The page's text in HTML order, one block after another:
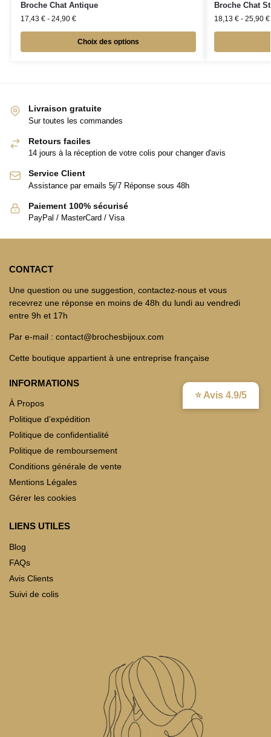
⭐ Avis 4.9/5
Broche Chat Antique
17,43 €- 24,90 €
Choix des options
Broche Chat
18,13 €- 25,90 €
Livraison gratuite
Sur toutes les commandes
Retours faciles
14 jours à la réception de votre colis pour changer d'avis
Service Client
Assistance par emails 5j/7 Réponse sous 48h
Paiement 100% sécurisé
PayPal / MasterCard / Visa
CONTACT
Une question ou une suggestion, contactez-nous et vous
recevrez une réponse en moins de 48h du lundi au vendredi
entre 9h et 17h
Par e-mail : contact@brochesbijoux.com
Cette boutique appartient à une entreprise française
INFORMATIONS
À Propos
Politique d’expédition
Politique de confidentialité
Politique de remboursement
Conditions générale de vente
Mentions Légales
Gérer les cookies
LIENS UTILES
Blog
FAQs
Avis Clients
Suivi de colis